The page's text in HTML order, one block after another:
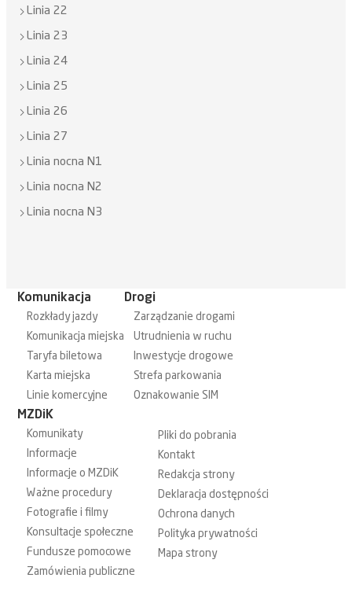
Linia 22
Linia 23
Linia 24
Linia 25
Linia 26
Linia 27
Linia nocna N1
Linia nocna N2
Linia nocna N3
Komunikacja
Rozkłady jazdy
Komunikacja miejska
Taryfa biletowa
Karta miejska
Linie komercyjne
Drogi
Zarządzanie drogami
Utrudnienia w ruchu
Inwestycje drogowe
Strefa parkowania
Oznakowanie SIM
MZDiK
Komunikaty
Informacje
Informacje o MZDiK
Ważne procedury
Fotografie i filmy
Konsultacje społeczne
Fundusze pomocowe
Zamówienia publiczne
Pliki do pobrania
Kontakt
Redakcja strony
Deklaracja dostępności
Ochrona danych
Polityka prywatności
Mapa strony